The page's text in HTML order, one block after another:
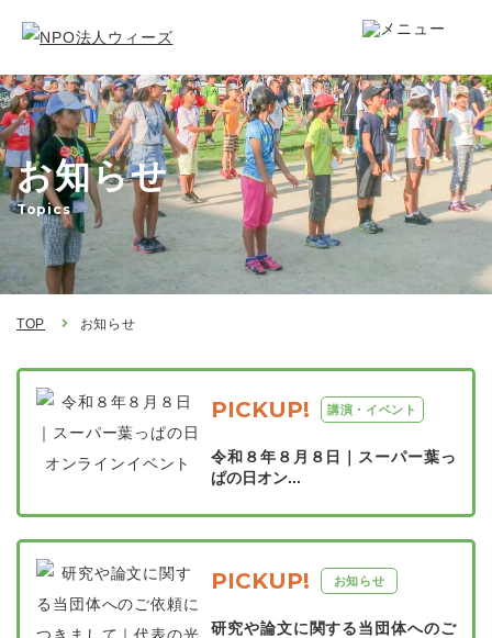
お知らせ
Topics
TOP お知らせ
PICKUP! 講演・イベント
令和８年８月８日｜スーパー葉っ
ぱの日オン...
PICKUP! お知らせ
研究や論文に関する当団体へのご